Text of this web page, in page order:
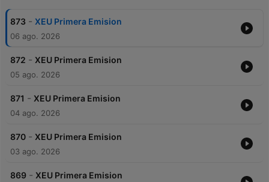
873 - XEU Primera Emision
06 ago. 2026
872 - XEU Primera Emision
05 ago. 2026
871 - XEU Primera Emision
04 ago. 2026
870 - XEU Primera Emision
03 ago. 2026
869 - XEU Primera Emision